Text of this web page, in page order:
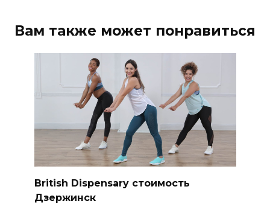
Вам также может понравиться
British Dispensary стоимость
Дзержинск